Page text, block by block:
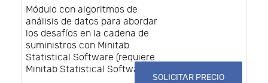
Módulo con algoritmos de
análisis de datos para abordar
los desafíos en la cadena de
suministros con Minitab
Statistical Software (requiere
Minitab Statistical Software)
SOLICITAR PRECIO